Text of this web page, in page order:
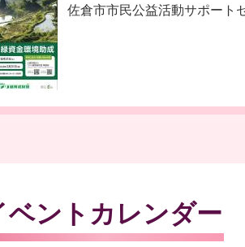
佐倉市市民公益活動サポート
ベントカレンダー